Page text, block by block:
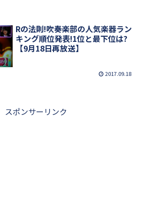
Rの法則!吹奏楽部の人気楽器ラン
キング順位発表!1位と最下位は?
【9月18日再放送】
2017.09.18
スポンサーリンク